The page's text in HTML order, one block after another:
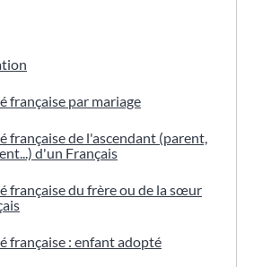
française par mariage
française de l'ascendant (parent,
d'un Français
française du frère ou de la sœur
française : enfant adopté